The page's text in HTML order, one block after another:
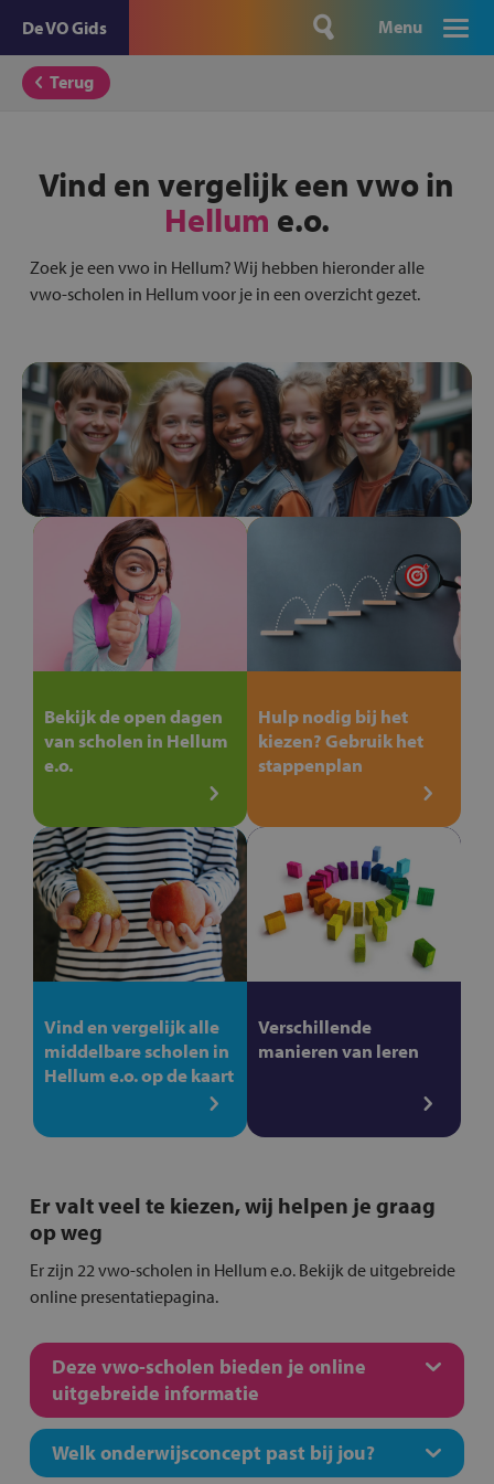
De VO Gids Menu
Terug
Vind en vergelijk een vwo in
Hellum e.o.
Zoek je een vwo in Hellum? Wij hebben hieronder alle
vwo-scholen in Hellum voor je in een overzicht gezet.
Bekijk de open dagen
van scholen in Hellum
e.o.
Hulp nodig bij het
kiezen? Gebruik het
stappenplan
Vind en vergelijk alle
middelbare scholen in
Hellum e.o. op de kaart
Verschillende
manieren van leren
Er valt veel te kiezen, wij helpen je graag
op weg
Er zijn 22 vwo-scholen in Hellum e.o. Bekijk de uitgebreide
online presentatiepagina.
Deze vwo-scholen bieden je online
uitgebreide informatie
Welk onderwijsconcept past bij jou?